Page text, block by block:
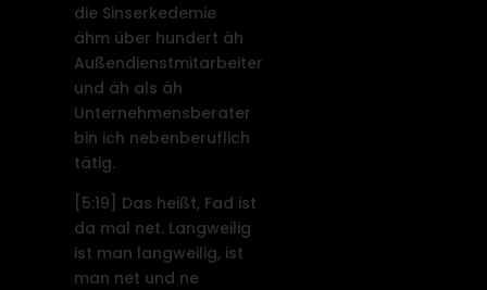
die Sinserkedemie
ähm über hundert äh
Außendienstmitarbeiter
und äh als äh
Unternehmensberater
bin ich nebenberuflich
tätig.
[5:19]
Das heißt, Fad ist
da mal net. Langweilig
ist man langweilig, ist
man net und ne